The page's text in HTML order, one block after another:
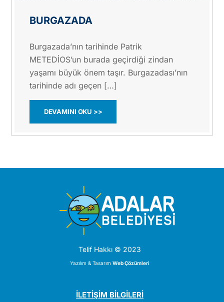
BURGAZADA
Burgazada’nın tarihinde Patrik
METEDİOS’un burada geçirdiği zindan
yaşamı büyük önem taşır. Burgazadası’nın
tarihinde adı geçen […]
DEVAMINI OKU >>
Telif Hakkı © 2023
Yazılım & TasarımWeb Çözümleri
İLETİŞİM BİLGİLERİ